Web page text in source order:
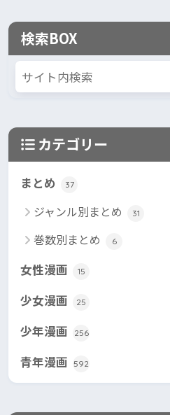
検索BOX
カテゴリー
まとめ 37
ジャンル別まとめ 31
巻数別まとめ 6
女性漫画 15
少女漫画 25
少年漫画 256
青年漫画 592